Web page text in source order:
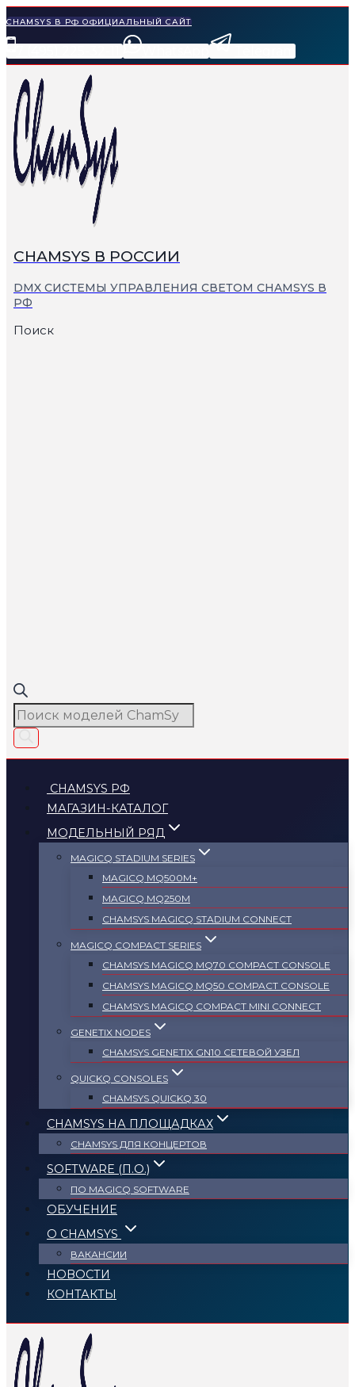
Перейти
к
содержимому
CHAMSYS В РФ ОФИЦИАЛЬНЫЙ САЙТ
СHAMSYS В РОССИИ
DMX СИСТЕМЫ УПРАВЛЕНИЯ СВЕТОМ CHAMSYS В
РФ
Поиск
Поиск
товаров
CHAMSYS РФ
МАГАЗИН-КАТАЛОГ
МОДЕЛЬНЫЙ РЯД
MAGICQ STADIUM SERIES
MAGICQ MQ500M+
MAGICQ MQ250M
СHAMSYS MAGICQ STADIUM CONNECT
MAGICQ COMPACT SERIES
СHAMSYS MAGICQ MQ70 COMPACT CONSOLE
СHAMSYS MAGICQ MQ50 COMPACT CONSOLE
СHAMSYS MAGICQ COMPACT MINI CONNECT
GENETIX NODES
СHAMSYS GENETIX GN10 СЕТЕВОЙ УЗЕЛ
QUICKQ CONSOLES
CHAMSYS QUICKQ 30
CHAMSYS НА ПЛОЩАДКАХ
CHAMSYS ДЛЯ КОНЦЕРТОВ
SOFTWARE (П.О.)
ПО MAGICQ SOFTWARE
ОБУЧЕНИЕ
О CHAMSYS
ВАКАНСИИ
НОВОСТИ
КОНТАКТЫ